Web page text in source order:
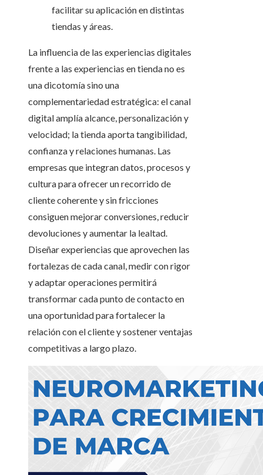
facilitar su aplicación en distintas
tiendas y áreas.
La influencia de las experiencias digitales
frente a las experiencias en tienda no es
una dicotomía sino una
complementariedad estratégica: el canal
digital amplía alcance, personalización y
velocidad; la tienda aporta tangibilidad,
confianza y relaciones humanas. Las
empresas que integran datos, procesos y
cultura para ofrecer un recorrido de
cliente coherente y sin fricciones
consiguen mejorar conversiones, reducir
devoluciones y aumentar la lealtad.
Diseñar experiencias que aprovechen las
fortalezas de cada canal, medir con rigor
y adaptar operaciones permitirá
transformar cada punto de contacto en
una oportunidad para fortalecer la
relación con el cliente y sostener ventajas
competitivas a largo plazo.